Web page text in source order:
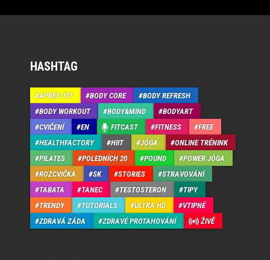
HASHTAG
APRÉS-FIT BODY CORE
BODY REFRESH
BODY WORKOUT
BODY&MIND
BODYART
CVIČENÍ
EN FITCAST FITNESS
FREE
HEALTHFACTORY
HIIT JÓGA
ONLINE TRÉNINK
PILATES
POLEDNÍCH 20 POUND
POWER JÓGA
ROZCVIČKA
SK STORIES
STRAVOVÁNÍ
TABATA
TANEC TESTOSTERON
TIPY
TRENDY
TUTORIALS ULTRA HD
VTIPNÉ
ZDRAVÁ ZÁDA
ZDRAVÉ PROTAHOVÁNÍ ŽIVĚ